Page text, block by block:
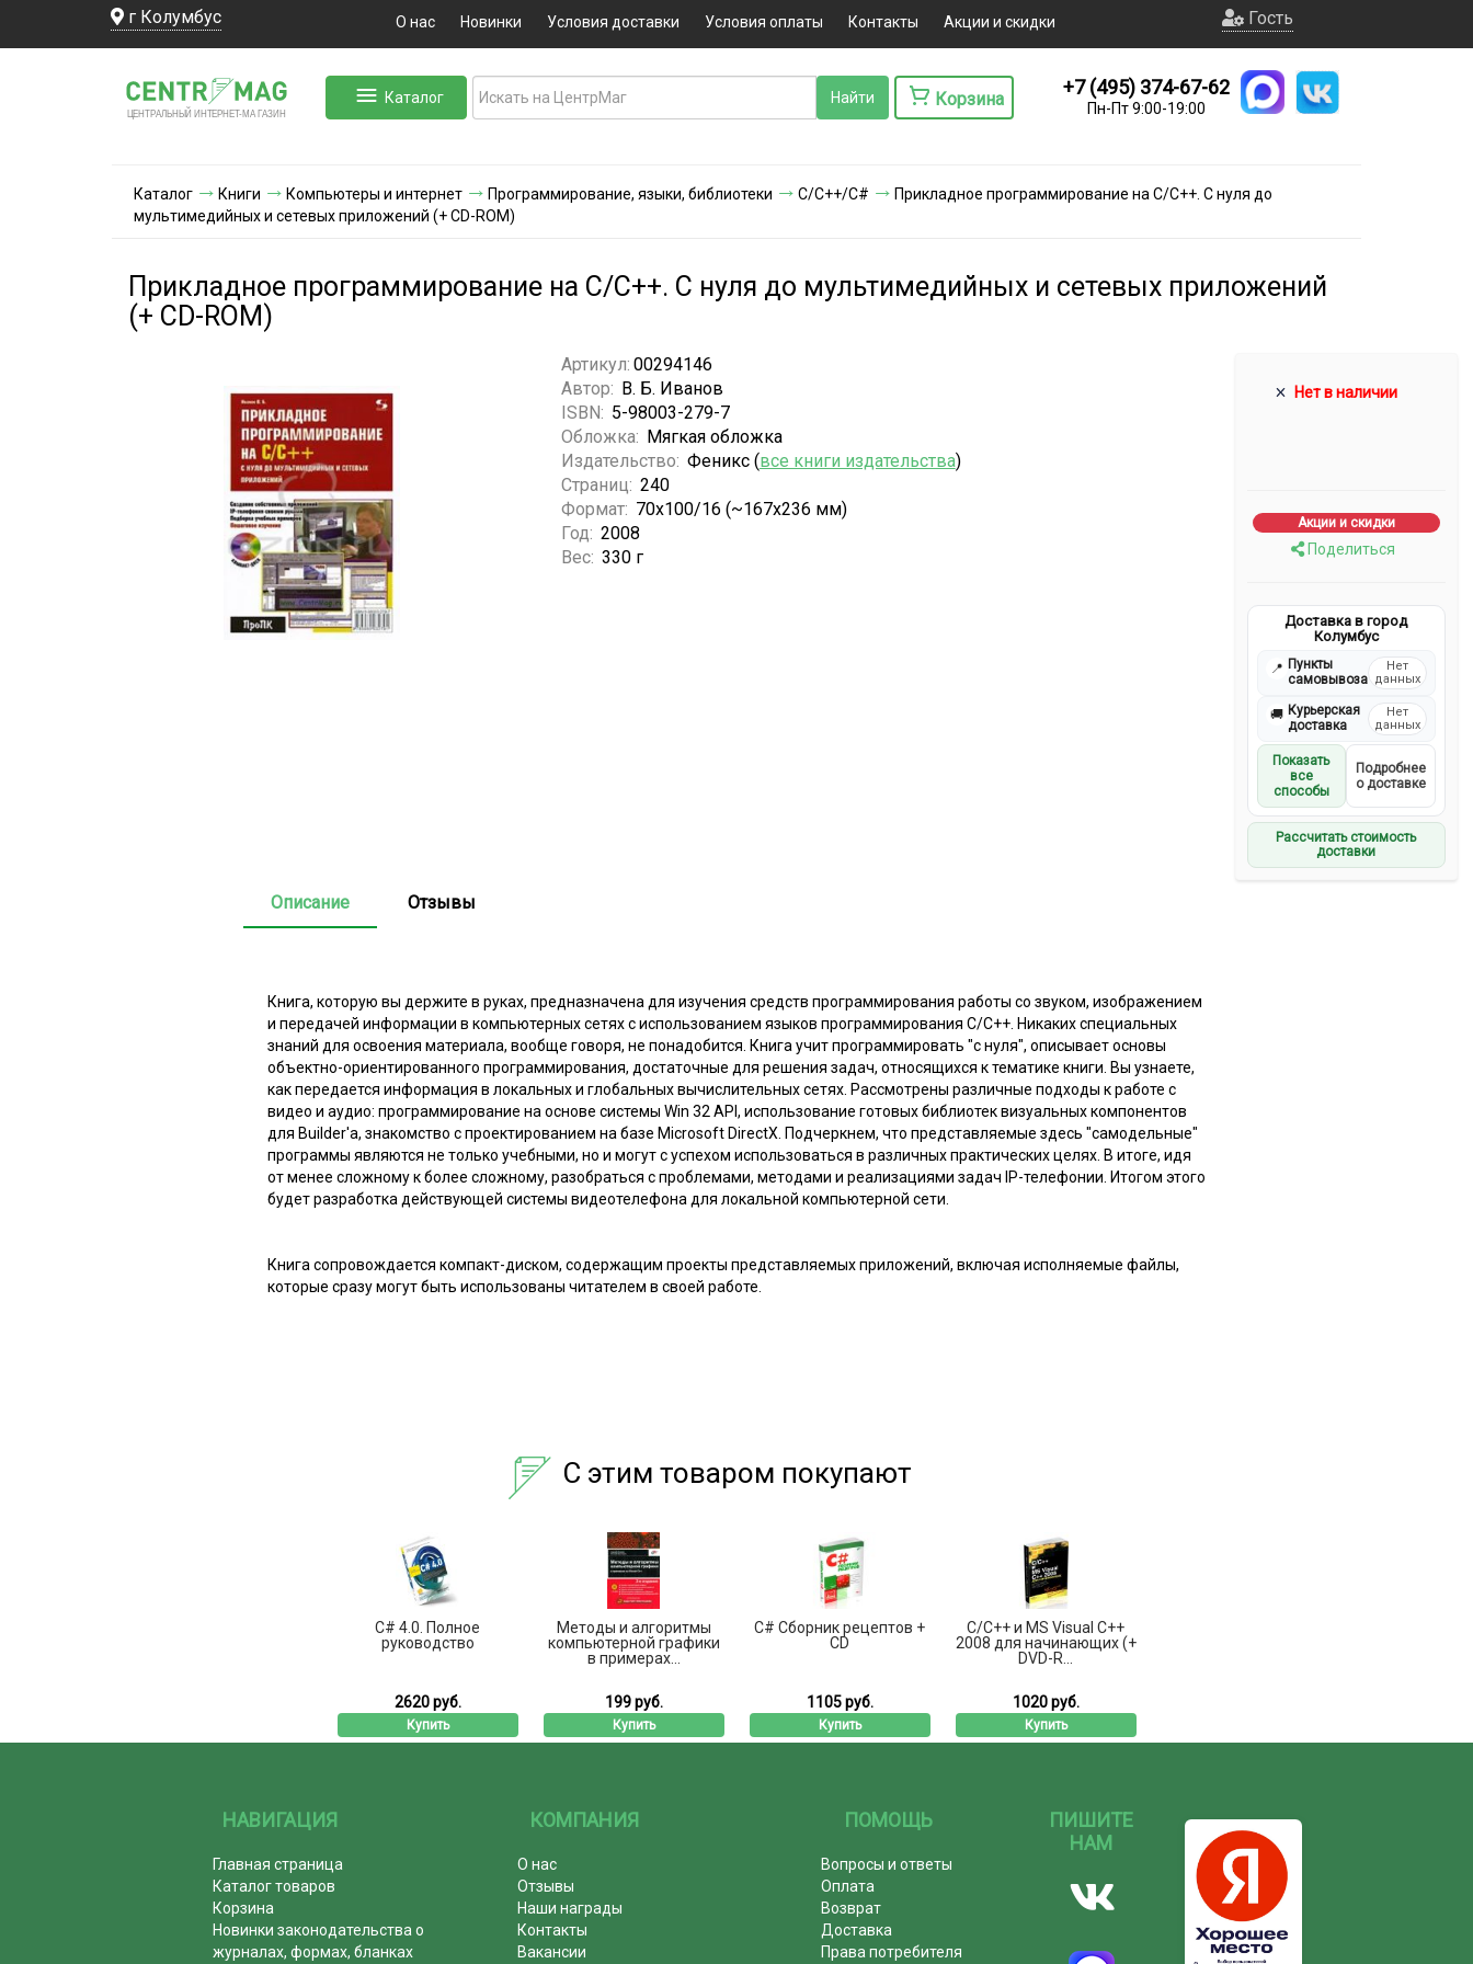
г Колумбус О нас Новинки Условия доставки Условия оплаты Контакты Акции и скидки Гость
ЦЕНТРАЛЬНЫЙ ИНТЕРНЕТ-МА ГАЗИН
Каталог Корзина
+7 (495) 374-67-62
Пн-Пт 9:00-19:00
Каталог Книги Компьютеры и интернет Программирование, языки, библиотеки C/C++/C#
Прикладное программирование на С/С++. С нуля до
мультимедийных и сетевых приложений (+ CD-ROM)
Прикладное программирование на С/С++. С нуля до мультимедийных и сетевых приложений
(+ CD-ROM)
Нет в наличии
Акции и скидки
Поделиться
Доставка в город
Колумбус
📍 Пункты
самовывоза
Нет
данных
🚚 Курьерская
доставка
Нет
данных
Показать
все
способы
Подробнее
о доставке
Рассчитать стоимость
доставки
Артикул: 00294146
Автор: В. Б. Иванов
ISBN: 5-98003-279-7
Обложка: Мягкая обложка
Издательство: Феникс (все книги издательства)
Страниц: 240
Формат: 70x100/16 (~167x236 мм)
Год: 2008
Вес: 330 г
Описание Отзывы
Книга, которую вы держите в руках, предназначена для изучения средств программирования работы со звуком, изображением
и передачей информации в компьютерных сетях с использованием языков программирования С/С++. Никаких специальных
знаний для освоения материала, вообще говоря, не понадобится. Книга учит программировать "с нуля", описывает основы
объектно-ориентированного программирования, достаточные для решения задач, относящихся к тематике книги. Вы узнаете,
как передается информация в локальных и глобальных вычислительных сетях. Рассмотрены различные подходы к работе с
видео и аудио: программирование на основе системы Win 32 API, использование готовых библиотек визуальных компонентов
для Builder'а, знакомство с проектированием на базе Microsoft DirectX. Подчеркнем, что представляемые здесь "самодельные"
программы являются не только учебными, но и могут с успехом использоваться в различных практических целях. В итоге, идя
от менее сложному к более сложному, разобраться с проблемами, методами и реализациями задач IP-телефонии. Итогом этого
будет разработка действующей системы видеотелефона для локальной компьютерной сети.
Книга сопровождается компакт-диском, содержащим проекты представляемых приложений, включая исполняемые файлы,
которые сразу могут быть использованы читателем в своей работе.
С этим товаром покупают
C# 4.0. Полное
руководство
2620 руб.
Купить
Методы и алгоритмы
компьютерной графики
в примерах...
199 руб.
Купить
C# Сборник рецептов +
CD
1105 руб.
Купить
C/C++ и MS Visual C++
2008 для начинающих (+
DVD-R...
1020 руб.
Купить
НАВИГАЦИЯ
Главная страница
Каталог товаров
Корзина
Новинки законодательства о
журналах, формах, бланках
КОМПАНИЯ
О нас
Отзывы
Наши награды
Контакты
Вакансии
ПОМОЩЬ
Вопросы и ответы
Оплата
Возврат
Доставка
Права потребителя
ПИШИТЕ
НАМ